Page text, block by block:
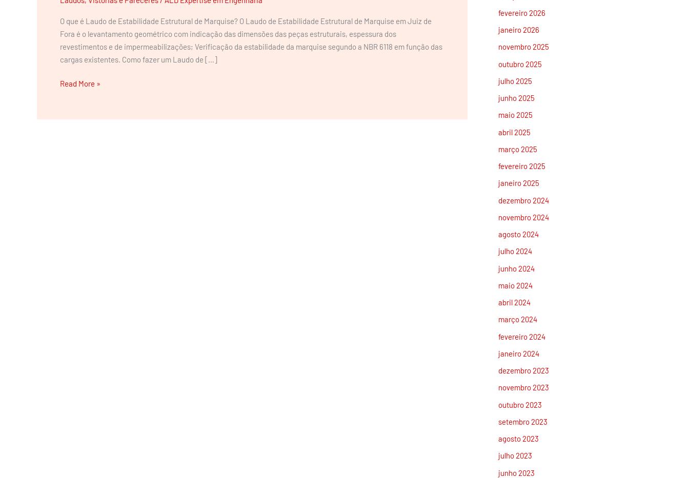
O que é Laudo de Estabilidade Estrutural de Marquise? O Laudo de Estabilidade Estrutural de Marquise em Juiz de
Fora é o levantamento geométrico com indicação das dimensões das peças estruturais, espessura dos
revestimentos e de impermeabilizações; Verificação da estabilidade da marquise segundo a NBR 6118 em função das
cargas existentes. Como fazer um Laudo de […]
Read More »
fevereiro 2026
janeiro 2026
novembro 2025
outubro 2025
julho 2025
junho 2025
maio 2025
abril 2025
março 2025
fevereiro 2025
janeiro 2025
dezembro 2024
novembro 2024
agosto 2024
julho 2024
junho 2024
maio 2024
abril 2024
março 2024
fevereiro 2024
janeiro 2024
dezembro 2023
novembro 2023
outubro 2023
setembro 2023
agosto 2023
julho 2023
junho 2023